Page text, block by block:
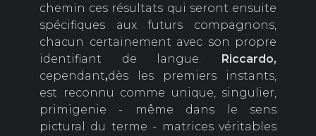
chemin ces résultats qui seront ensuite
spécifiques aux futurs compagnons,
chacun certainement avec son propre
identifiant de langue.
Riccardo,
cependant,dès les premiers instants,
est reconnu comme unique, singulier,
primigenie - même dans le sens
pictural du terme - matrices véritables